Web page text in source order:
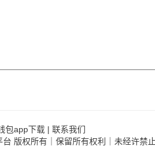
包app下载 | 联系我们
版权所有｜保留所有权利｜未经许禁止